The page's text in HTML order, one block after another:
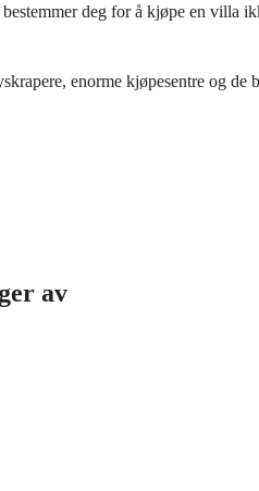
deg for å kjøpe en villa
enorme kjøpesentre og
av